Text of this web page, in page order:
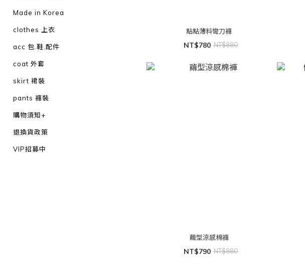
Made in Korea
clothes 上衣
acc 包.鞋.配件
coat 外套
skirt 裙裝
pants 褲裝
購物須知+
退換貨政策
VIP招募中
點點薄料彎刀褲
NT$780 NT$880
繭型涼感棉褲
NT$790 NT$880